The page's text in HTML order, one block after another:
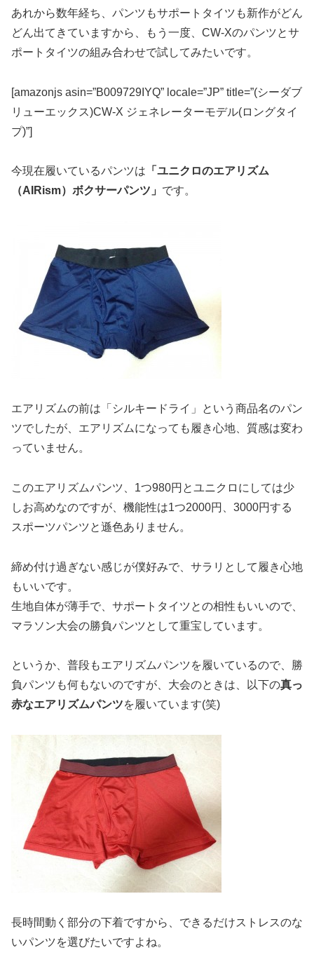
あれから数年経ち、パンツもサポートタイツも新作がどん
どん出てきていますから、もう一度、CW-Xのパンツとサ
ポートタイツの組み合わせで試してみたいです。
[amazonjs asin=”B009729IYQ” locale=”JP” title=”(シーダブ
リューエックス)CW-X ジェネレーターモデル(ロングタイ
プ)”]
今現在履いているパンツは 「ユニクロのエアリズム
（AIRism）ボクサーパンツ」 です。
エアリズムの前は「シルキードライ」という商品名のパン
ツでしたが、エアリズムになっても履き心地、質感は変わ
っていません。
このエアリズムパンツ、1つ980円とユニクロにしては少
しお高めなのですが、機能性は1つ2000円、3000円する
スポーツパンツと遜色ありません。
締め付け過ぎない感じが僕好みで、サラリとして履き心地
もいいです。
生地自体が薄手で、サポートタイツとの相性もいいので、
マラソン大会の勝負パンツとして重宝しています。
というか、普段もエアリズムパンツを履いているので、勝
負パンツも何もないのですが、大会のときは、以下の真っ
赤なエアリズムパンツを履いています(笑)
長時間動く部分の下着ですから、できるだけストレスのな
いパンツを選びたいですよね。